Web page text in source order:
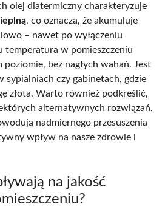
olej diatermiczny charakteryzuje
, co oznacza, że akumuluje
– nawet po wyłączeniu
temperatura w pomieszczeniu
poziomie, bez nagłych wahań. Jest
sypialniach czy gabinetach, gdzie
złota. Warto również podkreślić,
alternatywnych rozwiązań,
nadmiernego przesuszenia
wpływ na nasze zdrowie i
na jakość